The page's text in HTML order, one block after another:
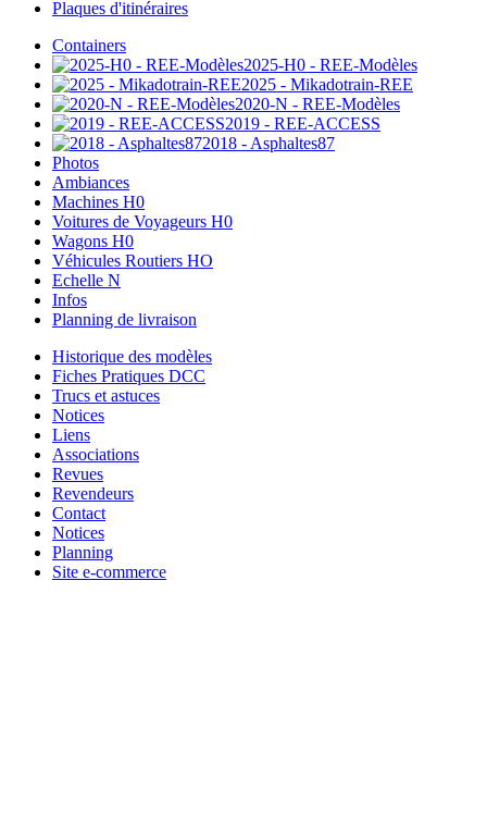
Plaques d'itinéraires
Containers
2025-H0 - REE-Modèles
2025 - Mikadotrain-REE
2020-N - REE-Modèles
2019 - REE-ACCESS
2018 - Asphaltes87
Photos
Ambiances
Machines H0
Voitures de Voyageurs H0
Wagons H0
Véhicules Routiers HO
Echelle N
Infos
Planning de livraison
Historique des modèles
Fiches Pratiques DCC
Trucs et astuces
Notices
Liens
Associations
Revues
Revendeurs
Contact
Notices
Planning
Site e-commerce